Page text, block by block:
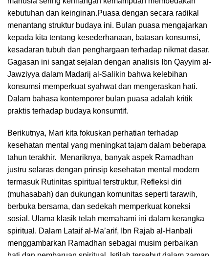
kebutuhan dan keinginan.Puasa dengan secara radikal
menantang struktur budaya ini. Bulan puasa mengajarkan
kepada kita tentang kesederhanaan, batasan konsumsi,
kesadaran tubuh dan penghargaan terhadap nikmat dasar.
Gagasan ini sangat sejalan dengan analisis Ibn Qayyim al-
Jawziyya dalam Madarij al-Salikin bahwa kelebihan
konsumsi memperkuat syahwat dan mengeraskan hati.
Dalam bahasa kontemporer bulan puasa adalah kritik
praktis terhadap budaya konsumtif.
Berikutnya, Mari kita fokuskan perhatian terhadap
kesehatan mental yang meningkat tajam dalam beberapa
tahun terakhir. Menariknya, banyak aspek Ramadhan
justru selaras dengan prinsip kesehatan mental modern
termasuk Rutinitas spiritual terstruktur, Refleksi diri
(muhasabah) dan dukungan komunitas seperti tarawih,
berbuka bersama, dan sedekah memperkuat koneksi
sosial. Ulama klasik telah memahami ini dalam kerangka
spiritual. Dalam Lataif al-Ma’arif, Ibn Rajab al-Hanbali
menggambarkan Ramadhan sebagai musim perbaikan